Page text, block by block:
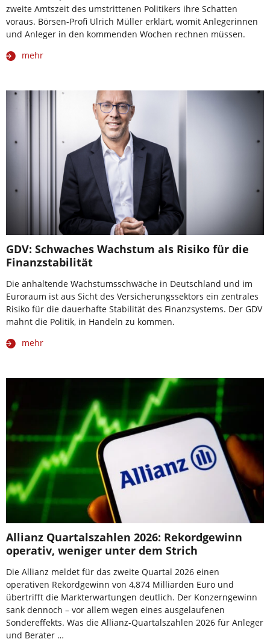
zweite Amtszeit des umstrittenen Politikers ihre Schatten
voraus. Börsen-Profi Ulrich Müller erklärt, womit Anlegerinnen
und Anleger in den kommenden Wochen rechnen müssen.
mehr
GDV: Schwaches Wachstum als Risiko für die
Finanzstabilität
Die anhaltende Wachstumsschwäche in Deutschland und im
Euroraum ist aus Sicht des Versicherungssektors ein zentrales
Risiko für die dauerhafte Stabilität des Finanzsystems. Der GDV
mahnt die Politik, in Handeln zu kommen.
mehr
Allianz Quartalszahlen 2026: Rekordgewinn
operativ, weniger unter dem Strich
Die Allianz meldet für das zweite Quartal 2026 einen
operativen Rekordgewinn von 4,874 Milliarden Euro und
übertrifft die Markterwartungen deutlich. Der Konzerngewinn
sank dennoch – vor allem wegen eines ausgelaufenen
Sondereffekts. Was die Allianz-Quartalszahlen 2026 für Anleger
und Berater …